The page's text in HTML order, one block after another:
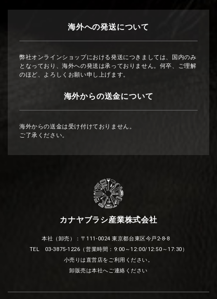
海外への発送について
弊社オンラインショップにおける発送につきましては、国内のみ
となっており、海外への発送は承っておりません。何卒、ご理解
のほど、よろしくお願い申し上げます。
海外からの送金について
海外からの送金は受け付けておりません。
ご了承ください。
カナヤブラシ産業株式会社
本社（卸売）：〒111-0024 東京都台東区今戸2-8-8
TEL 03-3875-1226（営業時間：9:00～12:00/12:50～17:30）
小売りは直営店をご利用ください。
卸販売は本社へご連絡ください